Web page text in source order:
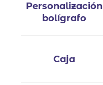
Personalización
bolígrafo
Caja